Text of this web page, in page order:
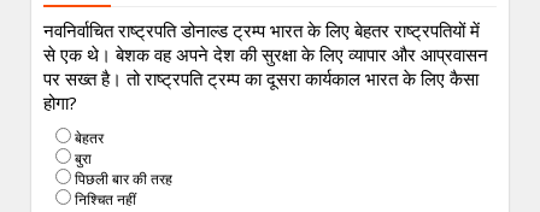
नवनिर्वाचित राष्ट्रपति डोनाल्ड ट्रम्प भारत के लिए बेहतर राष्ट्रपतियों में
से एक थे। बेशक वह अपने देश की सुरक्षा के लिए व्यापार और आप्रवासन
पर सख्त है। तो राष्ट्रपति ट्रम्प का दूसरा कार्यकाल भारत के लिए कैसा
होगा?
बेहतर
बुरा
पिछली बार की तरह
निश्चित नहीं